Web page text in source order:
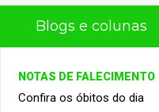
Blogs e colunas
NOTAS DE FALECIMENTO
Confira os óbitos do dia